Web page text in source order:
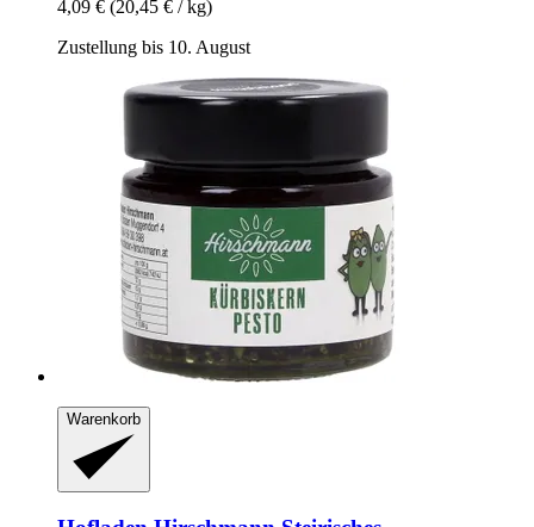
4,09 € (20,45 € / kg)
Zustellung bis 10. August
Warenkorb